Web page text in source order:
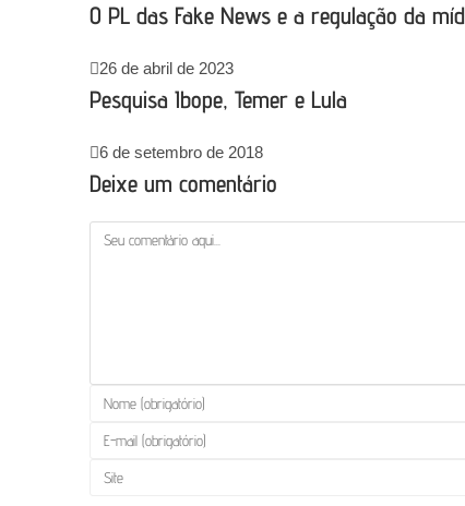
O PL das Fake News e a regulação da
26 de abril de 2023
Pesquisa Ibope, Temer e Lula
6 de setembro de 2018
Deixe um comentário
Comentário
Digite
nome
ou
Digite
endereço
Digite